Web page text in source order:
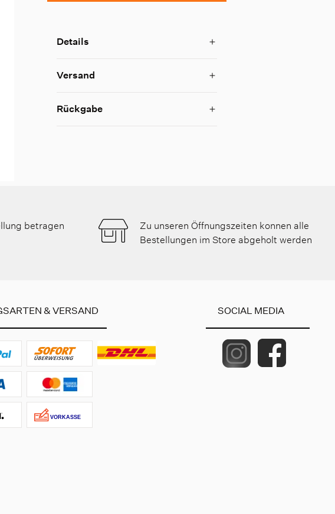
Details
Versand
Rückgabe
betragen
Zu unseren Öffnungszeiten konnen alle
Bestellungen im Store abgeholt werden
& VERSAND SOCIAL MEDIA